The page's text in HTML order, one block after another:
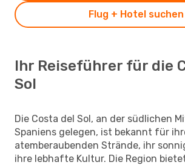
Flug + Hotel suchen
Ihr Reiseführer für die
Sol
Die Costa del Sol, an der südlichen
Spaniens gelegen, ist bekannt für
atemberaubenden Strände, ihr
ihre lebhafte Kultur. Die Region